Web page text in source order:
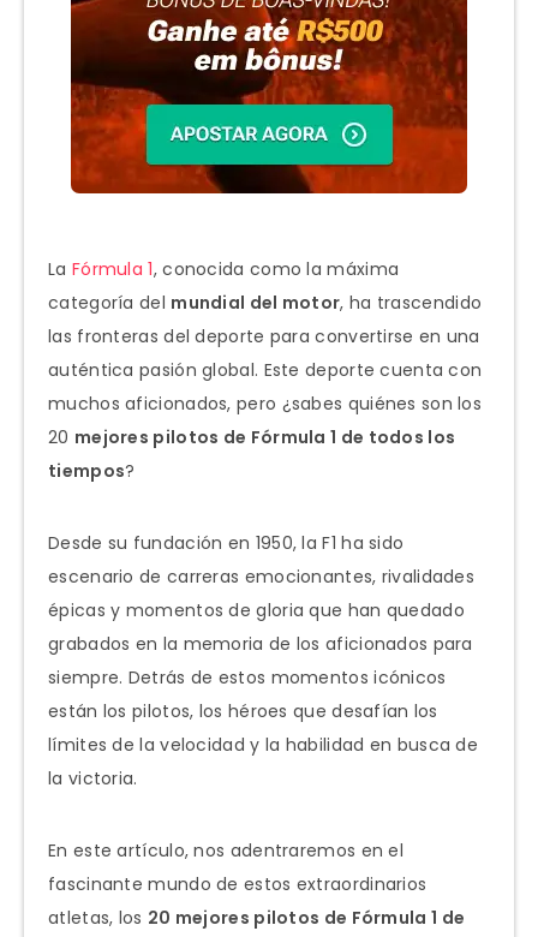
La Fórmula 1, conocida como la máxima
categoría del mundial del motor, ha trascendido
las fronteras del deporte para convertirse en una
auténtica pasión global. Este deporte cuenta con
muchos aficionados, pero ¿sabes quiénes son los
20 mejores pilotos de Fórmula 1 de todos los
tiempos?
Desde su fundación en 1950, la F1 ha sido
escenario de carreras emocionantes, rivalidades
épicas y momentos de gloria que han quedado
grabados en la memoria de los aficionados para
siempre. Detrás de estos momentos icónicos
están los pilotos, los héroes que desafían los
límites de la velocidad y la habilidad en busca de
la victoria.
En este artículo, nos adentraremos en el
fascinante mundo de estos extraordinarios
atletas, los 20 mejores pilotos de Fórmula 1 de